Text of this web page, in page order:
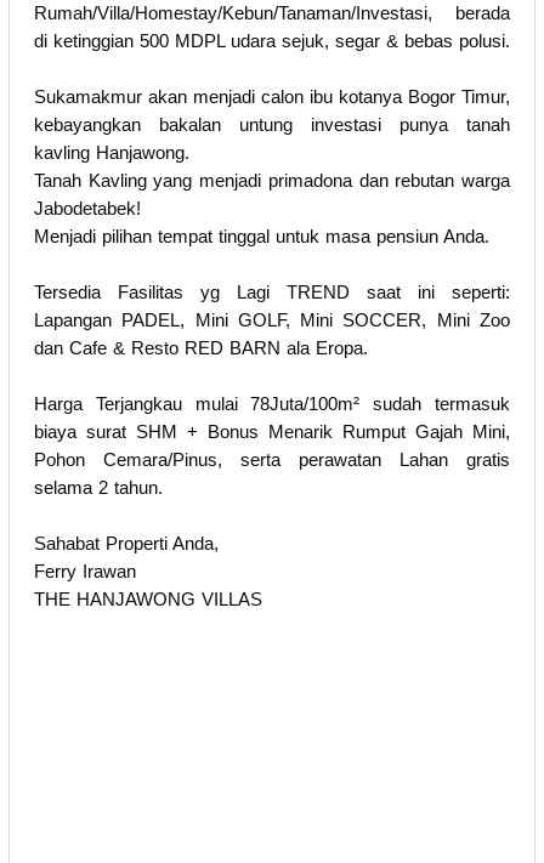
Rumah/Villa/Homestay/Kebun/Tanaman/Investasi, berada
di ketinggian 500 MDPL udara sejuk, segar & bebas polusi.
Sukamakmur akan menjadi calon ibu kotanya Bogor Timur,
kebayangkan bakalan untung investasi punya tanah
kavling Hanjawong.
Tanah Kavling yang menjadi primadona dan rebutan warga
Jabodetabek!
Menjadi pilihan tempat tinggal untuk masa pensiun Anda.
Tersedia Fasilitas yg Lagi TREND saat ini seperti:
Lapangan PADEL, Mini GOLF, Mini SOCCER, Mini Zoo
dan Cafe & Resto RED BARN ala Eropa.
Harga Terjangkau mulai 78Juta/100m² sudah termasuk
biaya surat SHM + Bonus Menarik Rumput Gajah Mini,
Pohon Cemara/Pinus, serta perawatan Lahan gratis
selama 2 tahun.
Sahabat Properti Anda,
Ferry Irawan
THE HANJAWONG VILLAS